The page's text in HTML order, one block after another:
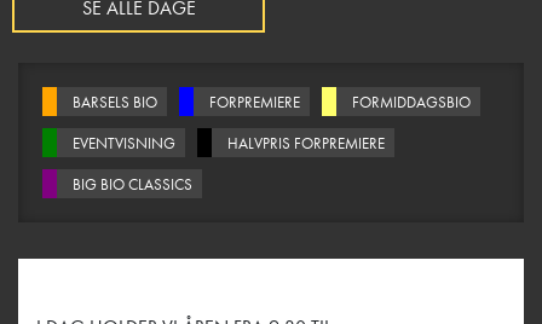
SE ALLE DAGE
BARSELS BIO FORPREMIERE
FORMIDDAGSBIO
EVENTVISNING
HALVPRIS FORPREMIERE
BIG BIO CLASSICS